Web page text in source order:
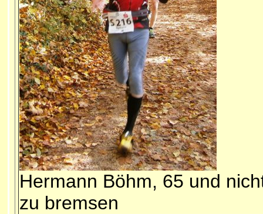
Hermann Böhm, 65 und
zu bremsen